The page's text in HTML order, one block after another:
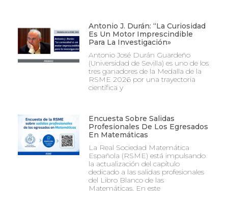
Antonio J. Durán: “La Curiosidad
Es Un Motor Imprescindible
Para La Investigación»
Antonio José Durán Guardeño
(Universidad de Sevilla) es uno de los
tres ganadores de la Medalla de la
RSME 2026 por una trayectoria
científica y
Encuesta Sobre Salidas
Profesionales De Los Egresados
En Matemáticas
La Real Sociedad Matemática
Española (RSME) está impulsando
la actualización del capítulo
dedicado a las salidas profesionales
del Libro Blanco de las
Matemáticas. En este